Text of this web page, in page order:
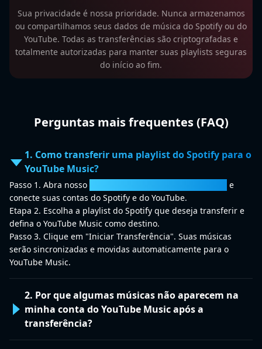
Sua privacidade é nossa prioridade. Nunca armazenamos
ou compartilhamos seus dados de música do Spotify ou do
YouTube. Todas as transferências são criptografadas e
totalmente autorizadas para manter suas playlists seguras
do início ao fim.
Perguntas mais frequentes (FAQ)
1. Como transferir uma playlist do Spotify para o
YouTube Music?
Passo 1. Abra nosso
e
conecte suas contas do Spotify e do YouTube.
Etapa 2. Escolha a playlist do Spotify que deseja transferir e
defina o YouTube Music como destino.
Passo 3. Clique em "Iniciar Transferência". Suas músicas
serão sincronizadas e movidas automaticamente para o
YouTube Music.
2. Por que algumas músicas não aparecem na
minha conta do YouTube Music após a
transferência?